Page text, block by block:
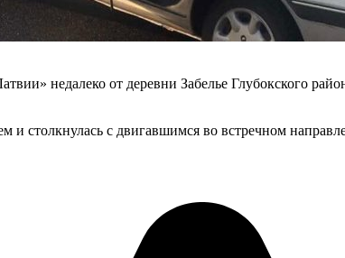
недалеко от деревни Забелье Глубокского
и столкнулась с двигавшимся во встречном